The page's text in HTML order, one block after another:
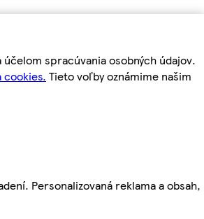
spracúvania osobných údajov.
cookies. Tieto voľby oznámime našim
Personalizovaná reklama a obsah,